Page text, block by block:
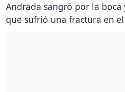
Andrada sangró por la boca
que sufrió una fractura en